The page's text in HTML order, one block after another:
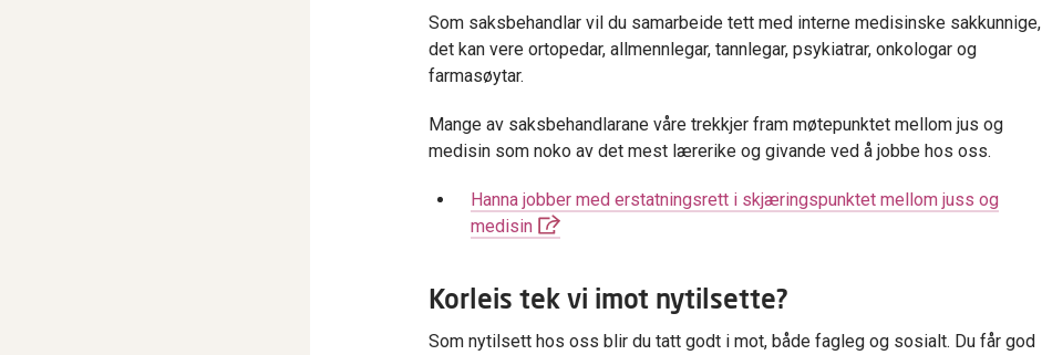
Som saksbehandlar vil du samarbeide tett med interne medisinske sakkunnige,
det kan vere ortopedar, allmennlegar, tannlegar, psykiatrar, onkologar og
farmasøytar.
Mange av saksbehandlarane våre trekkjer fram møtepunktet mellom jus og
medisin som noko av det mest lærerike og givande ved å jobbe hos oss.
Hanna jobber med erstatningsrett i skjæringspunktet mellom juss og
medisin​
Korleis tek vi imot nytilsette?
Som nytilsett hos oss blir du tatt godt i mot, både fagleg og sosialt. Du får god